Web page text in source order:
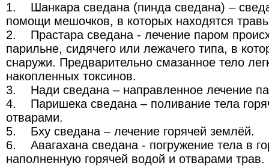
1. Шанкара сведана (пинда сведана) –
помощи мешочков, в которых находятся
2. Прастара сведана - лечение паром
парильне, сидячего или лежачего типа, в
снаружи. Предварительно смазанное тело
накопленных токсинов.
3. Нади сведана – направленное лечение
4. Паришека сведана – поливание тела
отварами.
5. Бху сведана – лечение горячей землёй.
6. Авагахана сведана - погружение тела в
наполненную горячей водой и отварами трав.